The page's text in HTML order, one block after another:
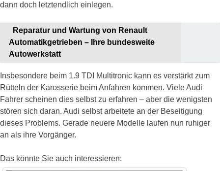
dann doch letztendlich einlegen.
Reparatur und Wartung von Renault
Automatikgetrieben – Ihre bundesweite
Autowerkstatt
Insbesondere beim 1.9 TDI Multitronic kann es verstärkt zum
Rütteln der Karosserie beim Anfahren kommen. Viele Audi
Fahrer scheinen dies selbst zu erfahren – aber die wenigsten
stören sich daran. Audi selbst arbeitete an der Beseitigung
dieses Problems. Gerade neuere Modelle laufen nun ruhiger
an als ihre Vorgänger.
Das könnte Sie auch interessieren: